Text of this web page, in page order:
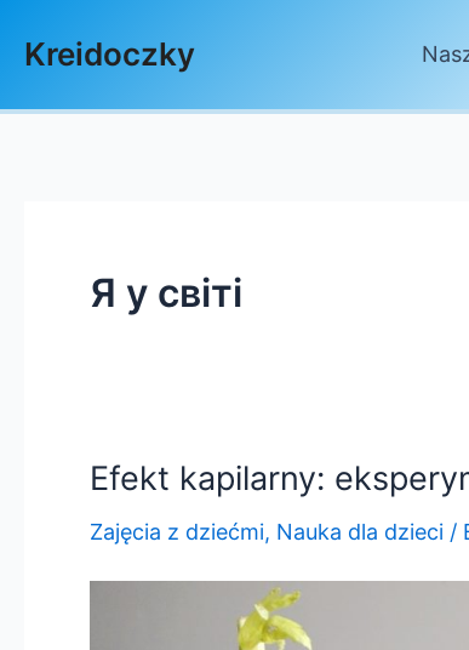
Kreidoczky
Я у світі
Efekt kapilarny:
Zajęcia z dziećmi, Nauka dla dzieci /